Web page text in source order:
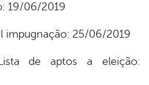
19/06/2019
impugnação: 25/06/2019
de aptos a eleição: